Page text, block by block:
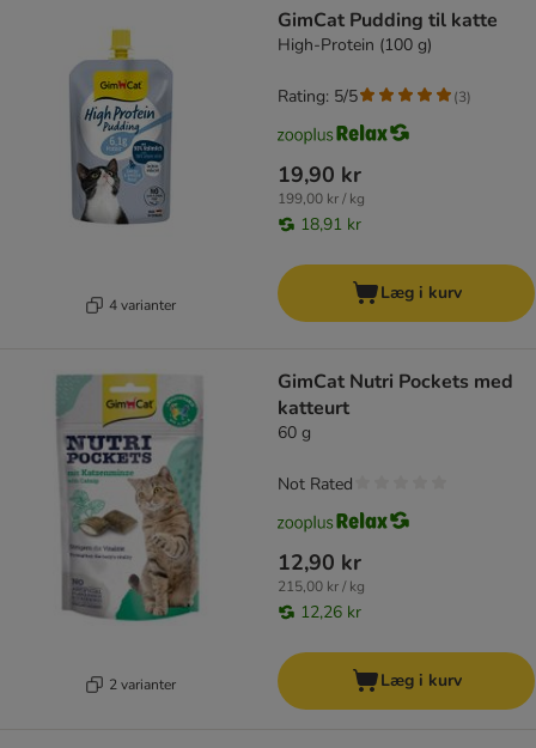
4 varianter
GimCat Pudding til katte
High-Protein (100 g)
19,90 kr
199,00 kr / kg
18,91 kr
Rating: 5/5 (3)
Læg i kurv
2 varianter
GimCat Nutri Pockets med
katteurt
60 g
12,90 kr
215,00 kr / kg
12,26 kr
Not Rated
Læg i kurv